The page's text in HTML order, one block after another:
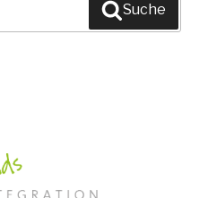
Suche